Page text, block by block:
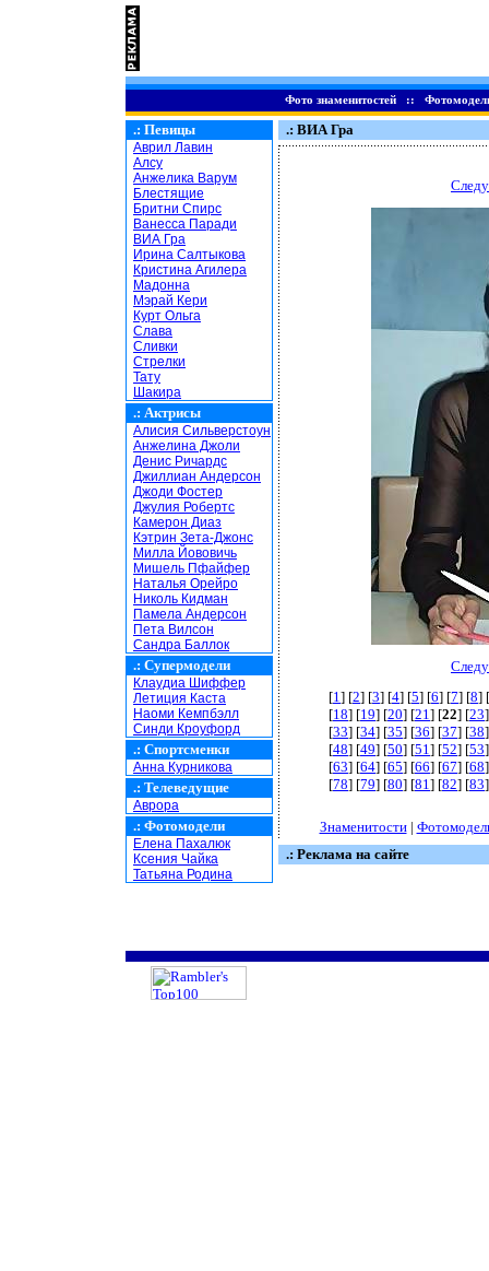
Фото знаменитостей::
.: Певицы
Аврил Лавин
Алсу
Анжелика Варум
Блестящие
Бритни Спирс
Ванесса Паради
ВИА Гра
Ирина Салтыкова
Кристина Агилера
Мадонна
Мэрай Кери
Курт Ольга
Слава
Сливки
Стрелки
Тату
Шакира
.: Актрисы
Алисия Сильверстоун
Анжелина Джоли
Денис Ричардс
Джиллиан Андерсон
Джоди Фостер
Джулия Робертс
Камерон Диаз
Кэтрин Зета-Джонс
Милла Йововичь
Мишель Пфайфер
Наталья Орейро
Николь Кидман
Памела Андерсон
Пета Вилсон
Сандра Баллок
.: Супермодели
Клаудиа Шиффер
Летиция Каста
Наоми Кемпбэлл
Синди Кроуфорд
.: Спортсменки
Анна Курникова
.: Телеведущие
Аврора
.: Фотомодели
Елена Пахалюк
Ксения Чайка
Татьяна Родина
.: ВИА Гра
[1] [2] [3] [4] [5] [6] [7] [8] [
[18] [19] [20] [21] [22] [23
[33] [34] [35] [36] [37] [38
[48] [49] [50] [51] [52] [53
[63] [64] [65] [66] [67] [68
[78] [79] [80] [81] [82] [83
Знаменитости|
.: Реклама на сайте